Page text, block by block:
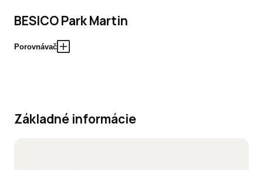
BESICO Park Martin
Porovnávač
Základné informácie